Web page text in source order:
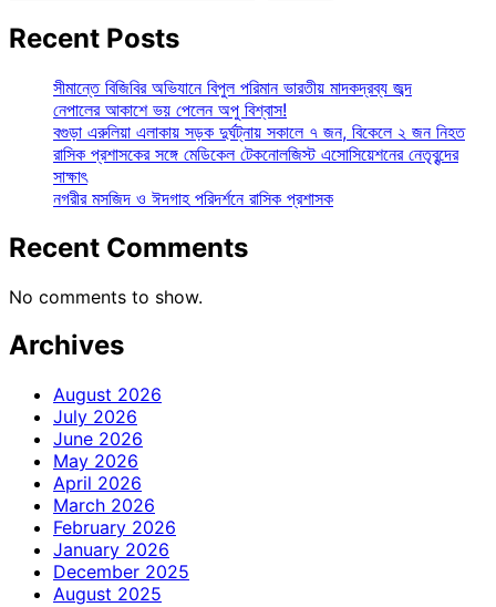
Recent Posts
সীমান্তে বিজিবির অভিযানে বিপুল পরিমান ভারতীয় মাদকদ্রব্য জব্দ
নেপালের আকাশে ভয় পেলেন অপু বিশ্বাস!
বগুড়া এরুলিয়া এলাকায় সড়ক দুর্ঘট্নায় সকালে ৭ জন, বিকেলে ২ জন নিহত
রাসিক প্রশাসকের সঙ্গে মেডিকেল টেকনোলজিস্ট এসোসিয়েশনের নেতৃবৃন্দের
সাক্ষাৎ
নগরীর মসজিদ ও ঈদগাহ পরিদর্শনে রাসিক প্রশাসক
Recent Comments
No comments to show.
Archives
August 2026
July 2026
June 2026
May 2026
April 2026
March 2026
February 2026
January 2026
December 2025
August 2025